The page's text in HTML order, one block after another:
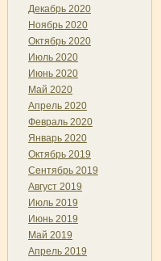
Декабрь 2020
Ноябрь 2020
Октябрь 2020
Июль 2020
Июнь 2020
Май 2020
Апрель 2020
Февраль 2020
Январь 2020
Октябрь 2019
Сентябрь 2019
Август 2019
Июль 2019
Июнь 2019
Май 2019
Апрель 2019